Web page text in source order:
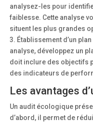
analysez-les pour
faiblesse. Cette analyse
situent les plus grandes
3. Établissement d’un
analyse, développez un
doit inclure des objectifs
des indicateurs de
Les avantages
Un audit écologique
d’abord, il permet de